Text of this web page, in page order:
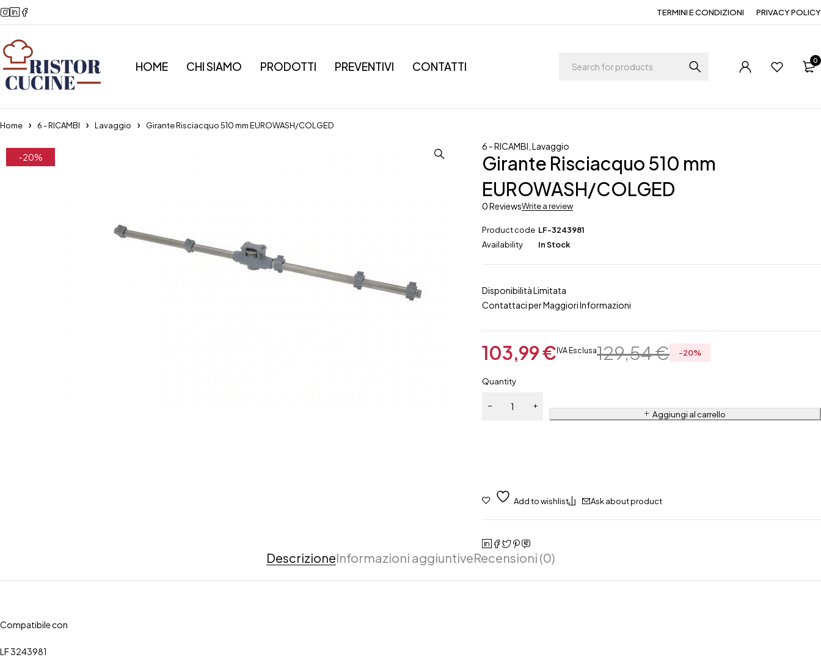
TERMINI E CONDIZIONI PRIVACY POLICY
HOME CHI SIAMO PRODOTTI PREVENTIVI CONTATTI 0
Home 6 - RICAMBI Lavaggio Girante Risciacquo 510 mm EUROWASH/COLGED
-20%
6 - RICAMBI ,Lavaggio
Girante Risciacquo 510 mm
EUROWASH/COLGED
0 ReviewsWrite a review
Product code LF-3243981
Availability
In Stock
Disponibilità Limitata
Contattaci per Maggiori Informazioni
129,54€
103,99€ IVA Esclusa -20%
Quantity
Aggiungi al carrello
Ask about product
DescrizioneInformazioni aggiuntiveRecensioni (0)
Compatibile con
LF 3243981